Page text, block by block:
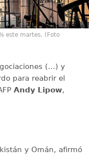
este martes. (Foto
(...) y
para reabrir el
Andy Lipow,
y Omán, afirmó